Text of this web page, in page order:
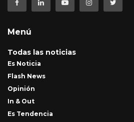
Menú
Todas las noticias
Es Noticia
Flash News
Opinión
In & Out
Es Tendencia